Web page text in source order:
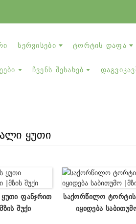
ᲡᲔᲠᲕᲘᲡᲔᲑᲘ ᲢᲝᲠᲢᲘᲡ ᲓᲐᲤᲐ
ᲩᲕᲔᲜᲡ ᲨᲔᲡᲐᲮᲔᲑ
ყუთი
Ფანჯრით
Შუქი
Საქორწილო Ტორტის
Იყიდება